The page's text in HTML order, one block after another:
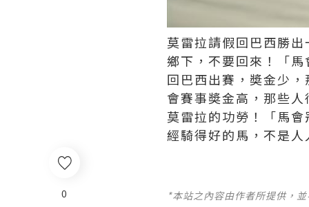
0
莫雷拉請假回巴西勝
鄉下，不要回來！「
回巴西出賽，奬金少
會賽事奬金高，那些
莫雷拉的功勞！「馬
經騎得好的馬，不是
*本站之內容由作者所提供，